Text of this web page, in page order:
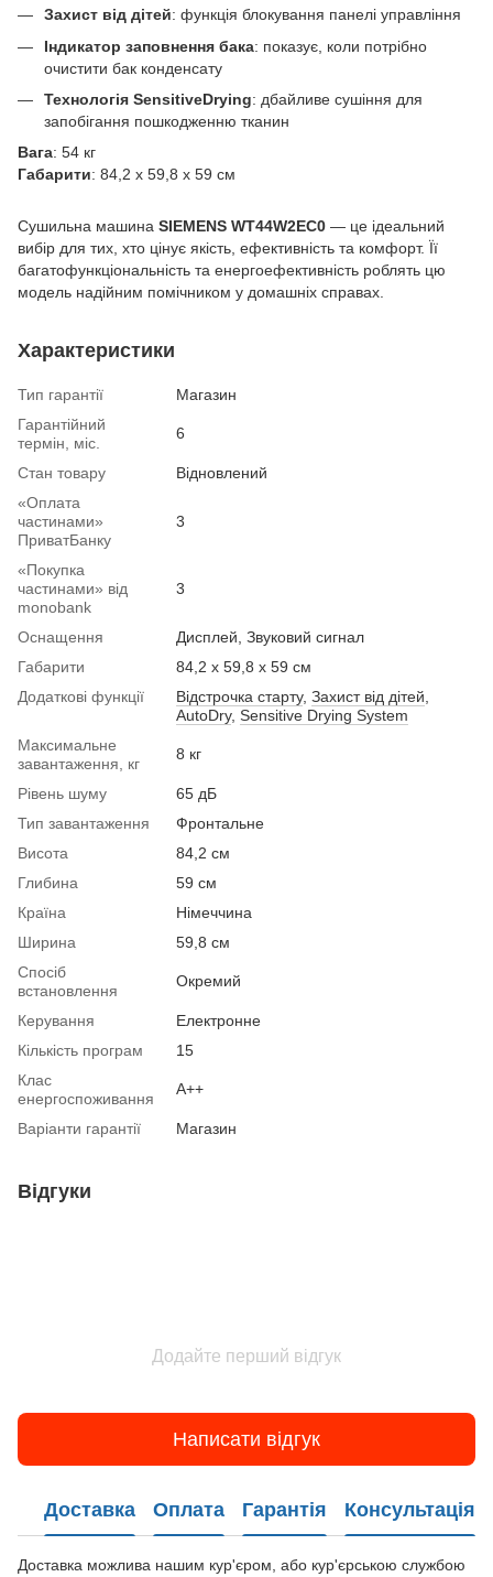
Захист від дітей: функція блокування панелі управління
Індикатор заповнення бака: показує, коли потрібно
очистити бак конденсату
Технологія SensitiveDrying: дбайливе сушіння для
запобігання пошкодженню тканин
Вага: 54 кг
Габарити: 84,2 х 59,8 х 59 см
Сушильна машина SIEMENS WT44W2EC0 — це ідеальний
вибір для тих, хто цінує якість, ефективність та комфорт. Її
багатофункціональність та енергоефективність роблять цю
модель надійним помічником у домашніх справах.
Характеристики
Тип гарантії
Магазин
Гарантійний
термін, міс.
6
Стан товару
Вiдновлений
«Оплата
частинами»
ПриватБанку
3
«Покупка
частинами» від
monobank
3
Оснащення
Дисплей, Звуковий сигнал
Габарити
84,2 х 59,8 х 59 см
Додаткові функції
Відстрочка старту, Захист від дітей,
AutoDry, Sensitive Drying System
Максимальне
завантаження, кг
8 кг
Рівень шуму
65 дБ
Тип завантаження
Фронтальне
Висота
84,2 см
Глибина
59 см
Країна
Німеччина
Ширина
59,8 см
Спосіб
встановлення
Окремий
Керування
Електронне
Кількість програм
15
Клас
енергоспоживання
A++
Варіанти гарантії Магазин
Відгуки
Додайте перший відгук
Написати відгук
Доставка Оплата Гарантія Консультація
Доставка можлива нашим кур'єром, або кур'єрською службою